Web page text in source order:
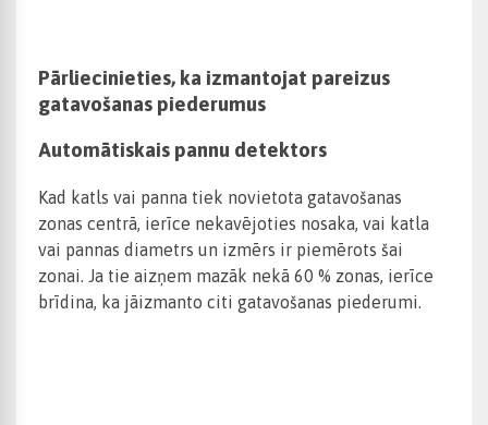
Pārliecinieties, ka izmantojat pareizus
gatavošanas piederumus
Automātiskais pannu detektors
Kad katls vai panna tiek novietota gatavošanas
zonas centrā, ierīce nekavējoties nosaka, vai katla
vai pannas diametrs un izmērs ir piemērots šai
zonai. Ja tie aizņem mazāk nekā 60 % zonas, ierīce
brīdina, ka jāizmanto citi gatavošanas piederumi.